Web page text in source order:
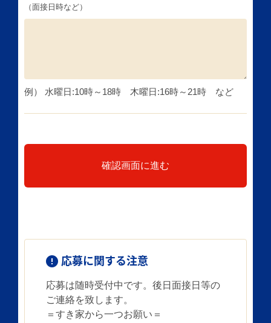
（面接日時など）
例） 水曜日:10時～18時 木曜日:16時～21時 など
確認画面に進む
応募に関する注意
応募は随時受付中です。後日面接日等の
ご連絡を致します。
＝すき家から一つお願い＝